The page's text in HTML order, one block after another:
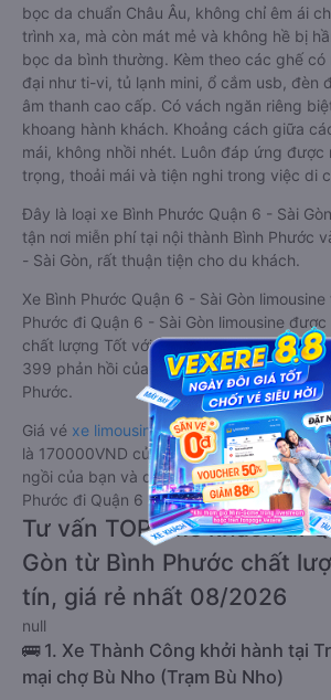
bọc da chuẩn Châu Âu, không chỉ êm ái
trình xa, mà còn mát mẻ và không hề bị
bọc da bình thường. Kèm theo các ghế có
đại như ti-vi, tủ lạnh mini, ổ cắm usb, đèn
âm thanh cao cấp. Có vách ngăn riêng
khoang hành khách. Khoảng cách giữa
mái, không nhồi nhét. Luôn đáp ứng được
trọng, thoải mái và tiện nghi trong việc di
Đây là loại xe Bình Phước Quận 6 - Sài
tận nơi miễn phí tại nội thành Bình Phước
- Sài Gòn, rất thuận tiện cho du khách.
Xe Bình Phước Quận 6 - Sài Gòn
Phước đi Quận 6 - Sài Gòn limousine
chất lượng Tốt với điểm đánh giá trung
399 phản hồi của hành khách Xe về Quận
Phước.
Giá vé xe limousine đi Quận 6 - Sài Gòn từ
là 170000VND của hãng xe Thành Công.
ngồi của bạn và chương trình khuyến mãi,
Phước đi Quận 6 - Sài Gòn limousine này
Tư vấn TOP 1 xe khách đi
Gòn từ Bình Phước chất
tín, giá rẻ nhất 08/2026
null
🚌 1. Xe Thành Công khởi hành tại
mại chợ Bù Nho (Trạm Bù Nho)